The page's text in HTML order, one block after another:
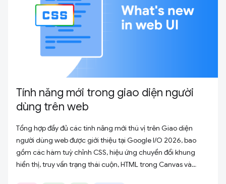
Tính năng mới trong giao diện người
dùng trên web
Tổng hợp đầy đủ các tính năng mới thú vị trên Giao diện
người dùng web được giới thiệu tại Google I/O 2026, bao
gồm các hàm tuỳ chỉnh CSS, hiệu ứng chuyển đổi khung
hiển thị, truy vấn trạng thái cuộn, HTML trong Canvas và